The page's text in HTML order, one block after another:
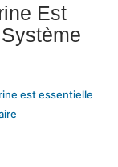
Est
est essentielle